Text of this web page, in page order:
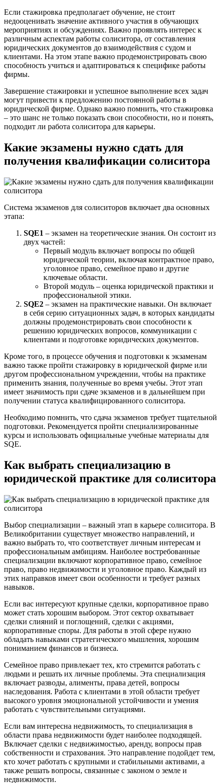
Если стажировка предполагает обучение, не стоит
недооценивать значение активного участия в обучающих
мероприятиях и обсуждениях. Важно проявлять интерес к
различным аспектам работы солиситора, от составления
юридических документов до взаимодействия с судом и
клиентами. На этом этапе важно продемонстрировать свою
способность учиться и адаптироваться к специфике работы
фирмы.
Завершение стажировки и успешное выполнение всех задач
могут привести к предложению постоянной работы в
юридической фирме. Однако важно помнить, что стажировка
– это шанс не только показать свои способности, но и понять,
подходит ли работа солиситора для карьеры.
Какие экзамены нужно сдать для
получения квалификации солиситора
Система экзаменов для солиситоров включает два основных
этапа:
SQE1 – экзамен на теоретические знания. Он состоит из
двух частей:
Первый модуль включает вопросы по общей
юридической теории, включая контрактное право,
уголовное право, семейное право и другие
ключевые области.
Второй модуль – оценка юридической практики и
профессиональной этики.
SQE2 – экзамен на практические навыки. Он включает
в себя серию ситуационных задач, в которых кандидаты
должны продемонстрировать свои способности к
решению юридических вопросов, коммуникации с
клиентами и подготовке юридических документов.
Кроме того, в процессе обучения и подготовки к экзаменам
важно также пройти стажировку в юридической фирме или
другом профессиональном учреждении, чтобы на практике
применить знания, полученные во время учебы. Этот этап
имеет значимость при сдаче экзаменов и в дальнейшем при
получении статуса квалифицированного солиситора.
Необходимо помнить, что сдача экзаменов требует тщательной
подготовки. Рекомендуется пройти специализированные
курсы и использовать официальные учебные материалы для
SQE.
Как выбрать специализацию в
юридической практике для солиситора
Выбор специализации – важный этап в карьере солиситора. В
Великобритании существует множество направлений, и
важно выбрать то, что соответствует личным интересам и
профессиональным амбициям. Наиболее востребованные
специализации включают корпоративное право, семейное
право, право недвижимости и уголовное право. Каждый из
этих направков имеет свои особенности и требует разных
навыков.
Если вас интересуют крупные сделки, корпоративное право
может стать хорошим выбором. Этот сектор охватывает
сделки слияний и поглощений, сделки с акциями,
корпоративные споры. Для работы в этой сфере нужно
обладать навыками стратегического мышления, хорошим
пониманием финансов и бизнеса.
Семейное право привлекает тех, кто стремится работать с
людьми и решать их личные проблемы. Эта специализация
включает разводы, алименты, права детей, вопросы
наследования. Работа с клиентами в этой области требует
высокого уровня эмоциональной устойчивости и умения
работать с чувствительными ситуациями.
Если вам интересна недвижимость, то специализация в
области права недвижимости будет наиболее подходящей.
Включает сделки с недвижимостью, аренду, вопросы прав
собственности и страхования. Это направление подойдет тем,
кто хочет работать с крупными и стабильными активами, а
также решать вопросы, связанные с законом о земле и
недвижимости.